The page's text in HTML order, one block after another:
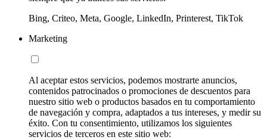
Bing, Criteo, Meta, Google, LinkedIn, Printerest, TikTok
Marketing
Al aceptar estos servicios, podemos mostrarte anuncios,
contenidos patrocinados o promociones de descuentos para
nuestro sitio web o productos basados en tu comportamiento
de navegación y compra, adaptados a tus intereses, y medir su
éxito. Con tu consentimiento, utilizamos los siguientes
servicios de terceros en este sitio web: